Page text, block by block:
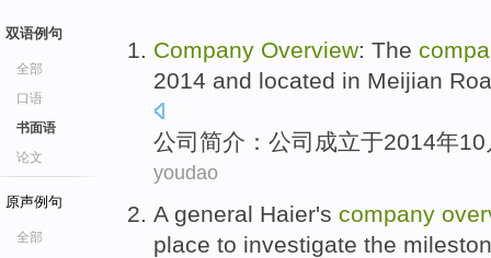
双语例句
全部
口语
书面语
论文
原声例句
全部
Company Overview: The
2014 and located in Meijian
公司 简介 ：公司 成立于2014年10
youdao
A general Haier's company
place to investigate the